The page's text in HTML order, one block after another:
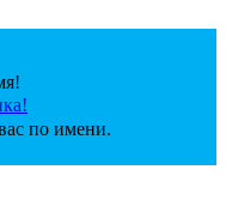
по имени.